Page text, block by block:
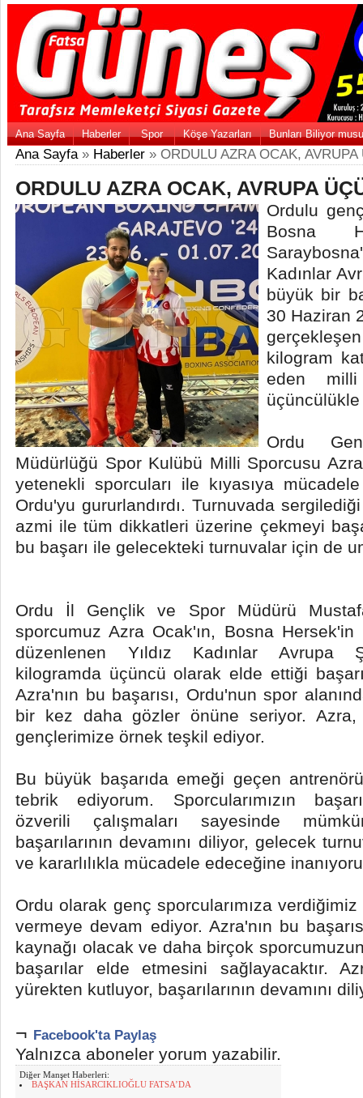
Ana Sayfa Haberler Spor Köşe Yazarları Bunları Biliyor
Ana Sayfa» Haberler » ORDULU AZRA OCAK,
ORDULU AZRA OCAK, AVRUPA
Ordulu
Bosna
Kadınlar
büyük bir
30 Haziran
kilogram
eden milli
üçüncülükle
Ordu
Müdürlüğü Spor Kulübü Milli Sporcusu
yetenekli sporcuları ile kıyasıya
Ordu'yu gururlandırdı. Turnuvada
azmi ile tüm dikkatleri üzerine çekmeyi
bu başarı ile gelecekteki turnuvalar için de
Ordu İl Gençlik ve Spor Müdürü
sporcumuz Azra Ocak'ın, Bosna
düzenlenen Yıldız Kadınlar Avrupa
kilogramda üçüncü olarak elde ettiği
Azra'nın bu başarısı, Ordu'nun spor
bir kez daha gözler önüne seriyor.
gençlerimize örnek teşkil ediyor.
Bu büyük başarıda emeği geçen
tebrik ediyorum. Sporcularımızın
özverili çalışmaları sayesinde
başarılarının devamını diliyor, gelecek
ve kararlılıkla mücadele edeceğine
Ordu olarak genç sporcularımıza
vermeye devam ediyor. Azra'nın bu
kaynağı olacak ve daha birçok
başarılar elde etmesini sağlayacaktır.
yürekten kutluyor, başarılarının devamını
¬ Facebook'ta Paylaş
Yalnızca aboneler yorum yazabilir.
Diğer Manşet Haberleri:
BAŞKAN HİSARCIKLIOĞLU FATSA’DA